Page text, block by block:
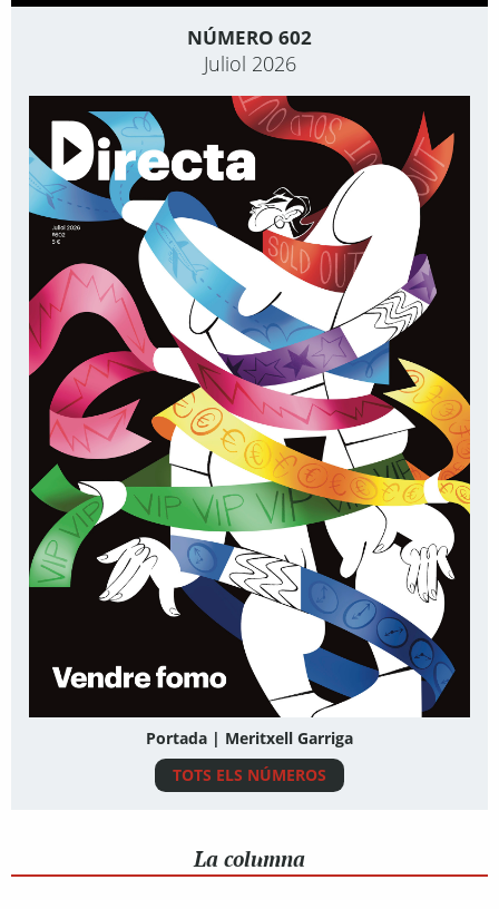
NÚMERO 602
Juliol 2026
Portada | Meritxell Garriga
TOTS ELS NÚMEROS
La columna